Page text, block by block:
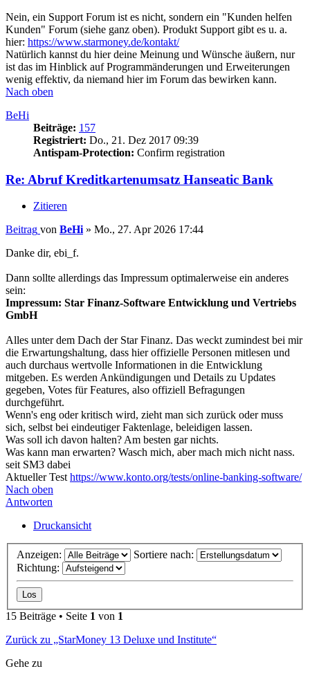
Nein, ein Support Forum ist es nicht, sondern ein "Kunden helfen
Kunden" Forum (siehe ganz oben). Produkt Support gibt es u. a.
hier: https://www.starmoney.de/kontakt/
Natürlich kannst du hier deine Meinung und Wünsche äußern, nur
ist das im Hinblick auf Programmänderungen und Erweiterungen
wenig effektiv, da niemand hier im Forum das bewirken kann.
Nach oben
BeHi
Beiträge: 157
Registriert: Do., 21. Dez 2017 09:39
Antispam-Protection: Confirm registration
Re: Abruf Kreditkartenumsatz Hanseatic Bank
Zitieren
Beitrag von BeHi» Mo., 27. Apr 2026 17:44
Danke dir, ebi_f.
Dann sollte allerdings das Impressum optimalerweise ein anderes
sein:
Impressum: Star Finanz-Software Entwicklung und Vertriebs
GmbH
Alles unter dem Dach der Star Finanz. Das weckt zumindest bei mir
die Erwartungshaltung, dass hier offizielle Personen mitlesen und
auch durchaus wertvolle Informationen in die Entwicklung
mitgeben. Es werden Ankündigungen und Details zu Updates
gegeben, Votes für Features, also offiziell Befragungen
durchgeführt.
Wenn's eng oder kritisch wird, zieht man sich zurück oder muss
sich, selbst bei eindeutiger Faktenlage, beleidigen lassen.
Was soll ich davon halten? Am besten gar nichts.
Was kann man erwarten? Wasch mich, aber mach mich nicht nass.
seit SM3 dabei
Aktueller Testhttps://www.konto.org/tests/online-banking-software/
Nach oben
Antworten
Druckansicht
Anzeigen:
Sortiere nach:
Richtung:
15 Beiträge • Seite 1 von 1
Zurück zu „StarMoney 13 Deluxe und Institute“
Gehe zu